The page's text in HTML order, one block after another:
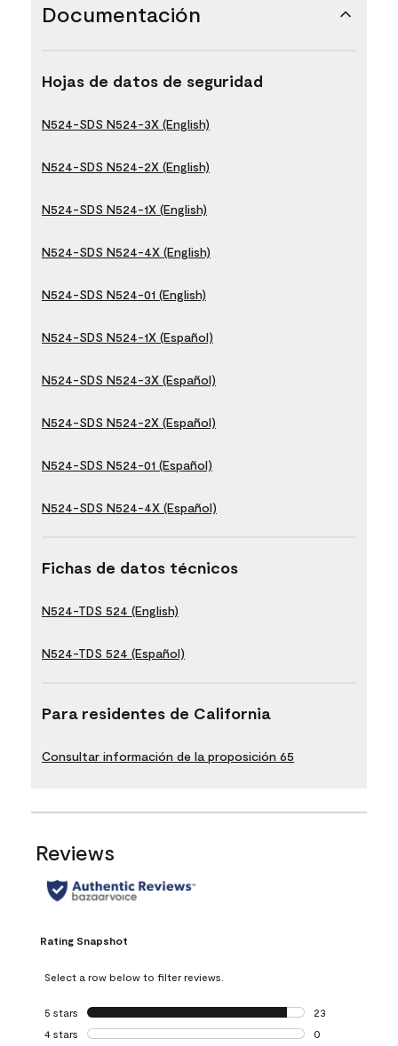
Documentación
Hojas de datos de seguridad
N524-SDS N524-3X (English)
N524-SDS N524-2X (English)
N524-SDS N524-1X (English)
N524-SDS N524-4X (English)
N524-SDS N524-01 (English)
N524-SDS N524-1X (Español)
N524-SDS N524-3X (Español)
N524-SDS N524-2X (Español)
N524-SDS N524-01 (Español)
N524-SDS N524-4X (Español)
Fichas de datos técnicos
N524-TDS 524 (English)
N524-TDS 524 (Español)
Para residentes de California
Consultar información de la proposición 65
Reviews
Rating Snapshot
Select a row below to filter reviews.
5 stars stars
23
23 reviews with
4 stars stars
0